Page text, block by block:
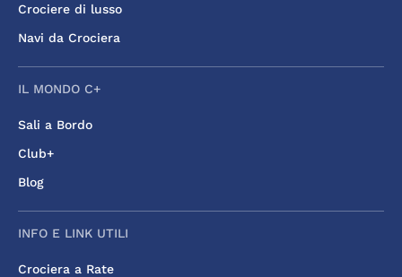
Crociere di lusso
Navi da Crociera
IL MONDO C+
Sali a Bordo
Club+
Blog
INFO E LINK UTILI
Crociera a Rate